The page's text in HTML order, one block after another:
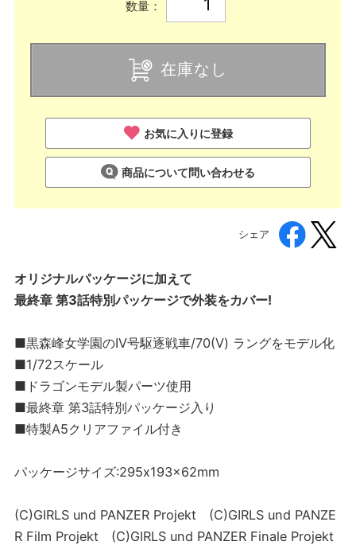
数量：
在庫なし
お気に入りに登録
商品について問い合わせる
シェア
オリジナルパッケージに加えて
最終章 第3話特別パッケージで外装をカバー!
■黒森峰女学園のIV号駆逐戦車/70(V) ラングをモデル化
■1/72スケール
■ドラゴンモデル製パーツ使用
■最終章 第3話特別パッケージ入り
■特製A5クリアファイル付き
パッケージサイズ:295x193x62mm
(C)GIRLS und PANZER Projekt (C)GIRLS und PANZE
R Film Projekt (C)GIRLS und PANZER Finale Projekt